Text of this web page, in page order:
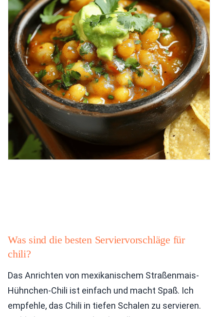
Was sind die besten Serviervorschläge für
chili?
Das Anrichten von mexikanischem Straßenmais-
Hühnchen-Chili ist einfach und macht Spaß. Ich
empfehle, das Chili in tiefen Schalen zu servieren.